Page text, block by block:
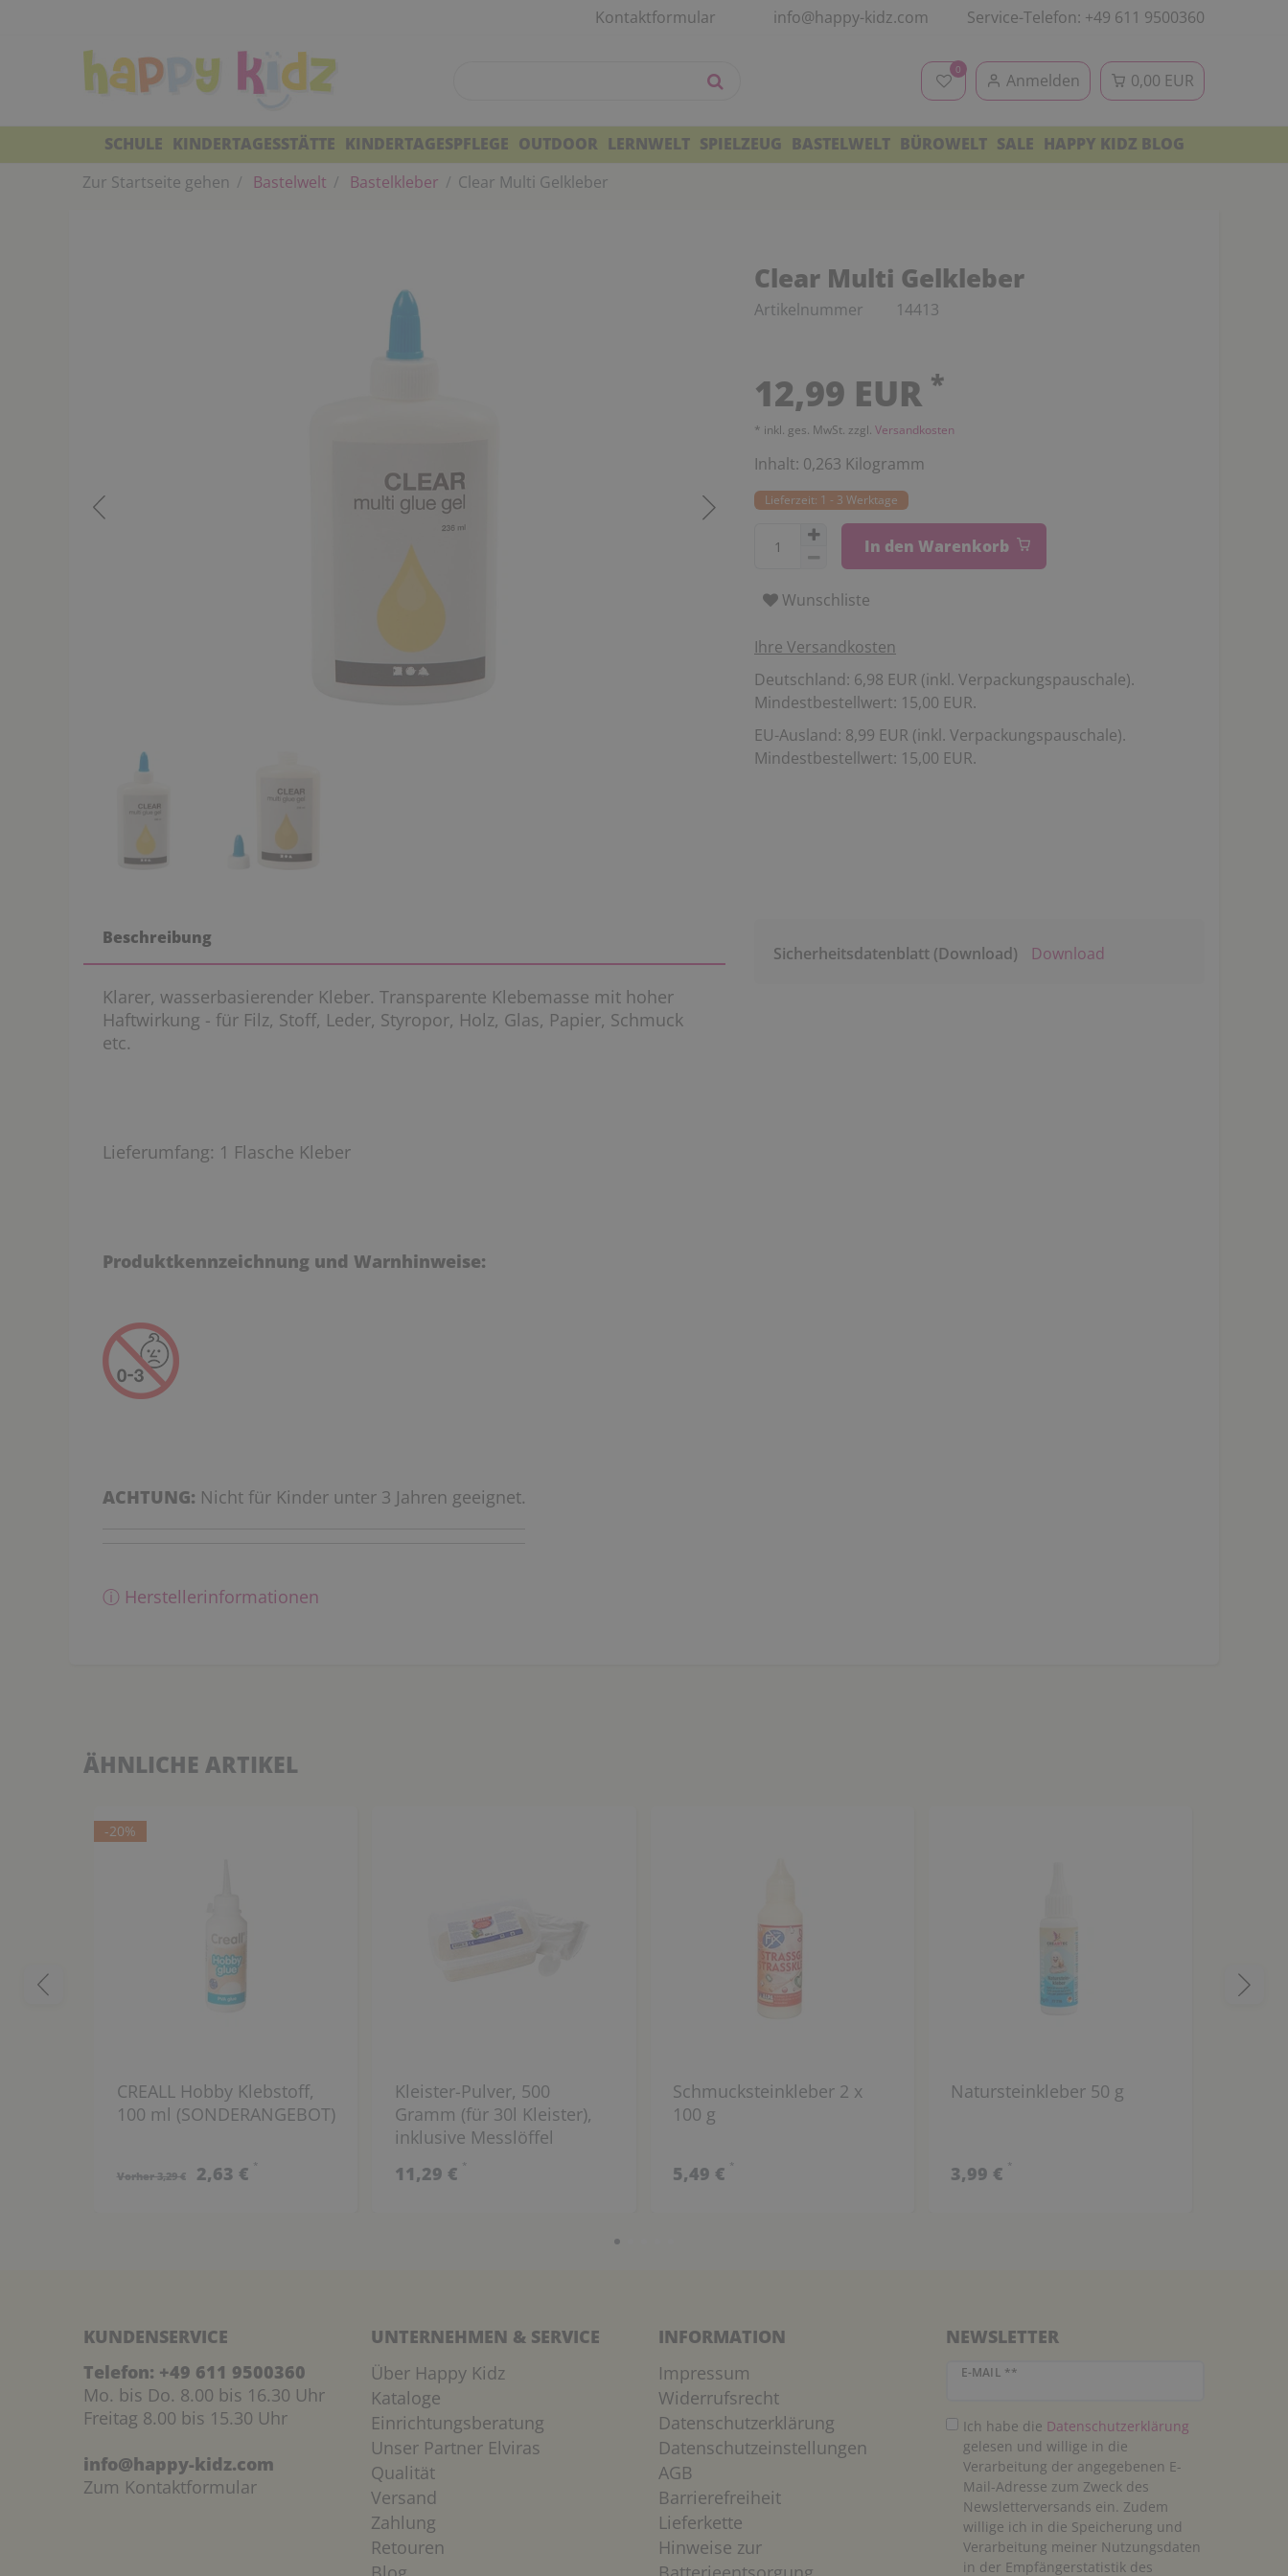
Kontaktformular info@happy-kidz.com Service-Telefon: +49 611 9500360
0
Anmelden 0,00 EUR
SCHULE KINDERTAGESSTÄTTE KINDERTAGESPFLEGE OUTDOOR LERNWELT SPIELZEUG BASTELWELT BÜROWELT SALE HAPPY KIDZ BLOG
Zur Startseite gehen
Bastelwelt Bastelkleber Clear Multi Gelkleber
Clear Multi Gelkleber
Artikelnummer 14413
12,99 EUR *
* inkl. ges. MwSt. zzgl. Versandkosten
Inhalt: 0,263 Kilogramm
Lieferzeit: 1 - 3 Werktage
In den Warenkorb
Wunschliste
Ihre Versandkosten
Deutschland: 6,98 EUR (inkl. Verpackungspauschale).
Mindestbestellwert: 15,00 EUR.
EU-Ausland: 8,99 EUR (inkl. Verpackungspauschale).
Mindestbestellwert: 15,00 EUR.
Beschreibung
Klarer, wasserbasierender Kleber. Transparente Klebemasse mit hoher
Haftwirkung - für Filz, Stoff, Leder, Styropor, Holz, Glas, Papier, Schmuck
etc.
Lieferumfang: 1 Flasche Kleber
Produktkennzeichnung und Warnhinweise:
ACHTUNG: Nicht für Kinder unter 3 Jahren geeignet.
ⓘ Herstellerinformationen
Sicherheitsdatenblatt (Download) Download
ÄHNLICHE ARTIKEL
-20%
CREALL Hobby Klebstoff,
100 ml (SONDERANGEBOT)
Vorher 3,29 € 2,63 € *
Kleister-Pulver, 500
Gramm (für 30l Kleister),
inklusive Messlöffel
11,29 € *
Schmucksteinkleber 2 x
100 g
5,49 € *
Natursteinkleber 50 g
3,99 € *
KUNDENSERVICE
Telefon: +49 611 9500360
Mo. bis Do. 8.00 bis 16.30 Uhr
Freitag 8.00 bis 15.30 Uhr
info@happy-kidz.com
Zum Kontaktformular
UNTERNEHMEN & SERVICE
Über Happy Kidz
Kataloge
Einrichtungsberatung
Unser Partner Elviras
Qualität
Versand
Zahlung
Retouren
INFORMATION
Impressum
Widerrufsrecht
Datenschutzerklärung
Datenschutzeinstellungen
AGB
Barrierefreiheit
Lieferkette
Hinweise zur
NEWSLETTER
E-MAIL **
Newsletter Honig
Ich habe die Daten­schutz­erklärung
gelesen und willige in die
Verarbeitung der angegebenen E-
Mail-Adresse zum Zweck des
Newsletterversands ein. Zudem
willige ich in die Speicherung und
Verarbeitung meiner Nutzungsdaten
in der Empfängerstatistik des